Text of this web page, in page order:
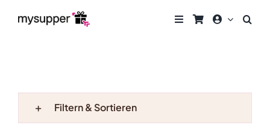
Inhalt
Filtern & Sortieren